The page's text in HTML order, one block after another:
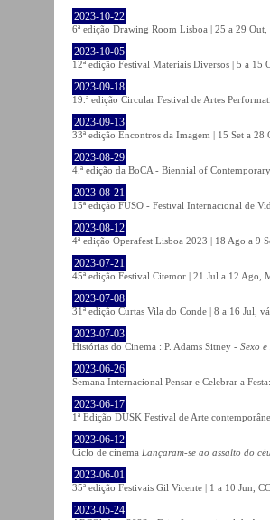
2023-10-22
6ª edição Drawing Room Lisboa | 25 a 29
2023-10-05
12ª edição Festival Materiais Diversos | 5 a 15
2023-09-18
19.ª edição Circular Festival de Artes
2023-09-13
33ª edição Encontros da Imagem | 15 Set a
2023-08-29
4.ª edição da BoCA - Biennial of
2023-08-21
15ª edição FUSO - Festival Internacional de
2023-08-12
4ª edição Operafest Lisboa 2023 | 18 Ago a 9
2023-07-21
45ª edição Festival Citemor | 21 Jul a 12
2023-07-08
31ª edição Curtas Vila do Conde | 8 a 16 Jul,
2023-07-03
Histórias do Cinema : P. Adams Sitney - Sexo
2023-06-26
Semana Internacional Pensar e Celebrar a Festa:
2023-06-17
1ª Edição DUSK Festival de Arte
2023-06-12
Ciclo de cinema Lançaram-se ao assalto do céu
2023-06-01
35ª edição Festivais Gil Vicente | 1 a 10 Jun,
2023-05-24